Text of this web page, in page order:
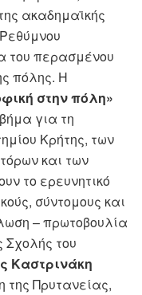
ακαδημαϊκής
του περασμένου
πόλης. Η
στην πόλη»
για τη
Κρήτης, των
και των
το ερευνητικό
σύντομους και
– πρωτοβουλία
Σχολής του
Καστρινάκη
της Πρυτανείας,